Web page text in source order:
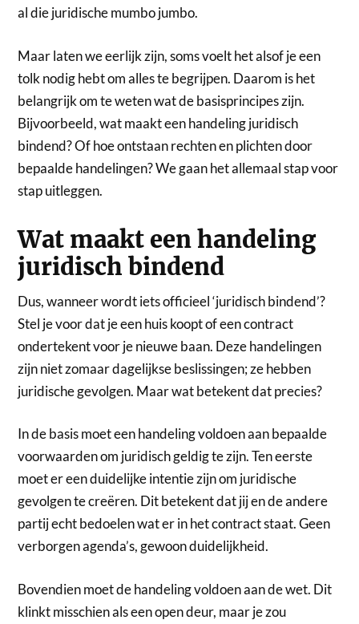
al die juridische mumbo jumbo.
Maar laten we eerlijk zijn, soms voelt het alsof je een
tolk nodig hebt om alles te begrijpen. Daarom is het
belangrijk om te weten wat de basisprincipes zijn.
Bijvoorbeeld, wat maakt een handeling juridisch
bindend? Of hoe ontstaan rechten en plichten door
bepaalde handelingen? We gaan het allemaal stap voor
stap uitleggen.
Wat maakt een handeling
juridisch bindend
Dus, wanneer wordt iets officieel ‘juridisch bindend’?
Stel je voor dat je een huis koopt of een contract
ondertekent voor je nieuwe baan. Deze handelingen
zijn niet zomaar dagelijkse beslissingen; ze hebben
juridische gevolgen. Maar wat betekent dat precies?
In de basis moet een handeling voldoen aan bepaalde
voorwaarden om juridisch geldig te zijn. Ten eerste
moet er een duidelijke intentie zijn om juridische
gevolgen te creëren. Dit betekent dat jij en de andere
partij echt bedoelen wat er in het contract staat. Geen
verborgen agenda’s, gewoon duidelijkheid.
Bovendien moet de handeling voldoen aan de wet. Dit
klinkt misschien als een open deur, maar je zou